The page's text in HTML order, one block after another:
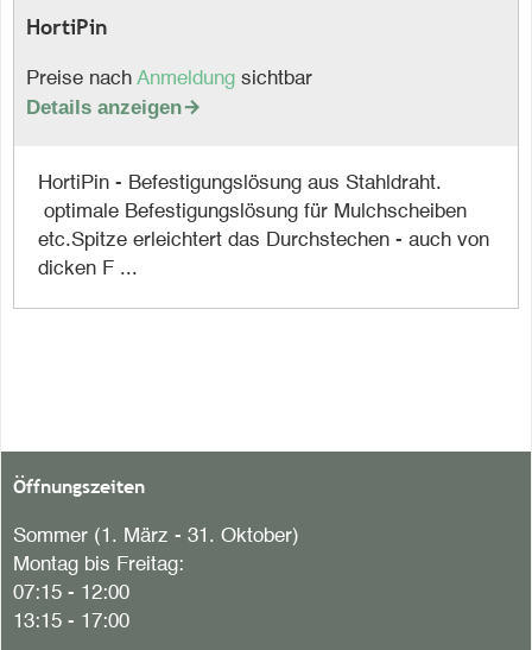
HortiPin
Preise nach Anmeldung sichtbar
Details anzeigen
HortiPin - Befestigungslösung aus Stahldraht.
optimale Befestigungslösung für Mulchscheiben
etc.Spitze erleichtert das Durchstechen - auch von
dicken F ...
Öffnungszeiten
Sommer (1. März - 31. Oktober)
Montag bis Freitag:
07:15 - 12:00
13:15 - 17:00